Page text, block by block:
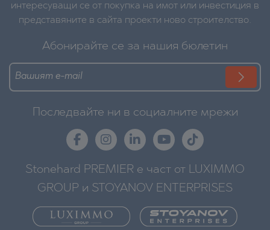
интересуващи се от покупка на имот или инвестиция в
представяните в сайта проекти ново строителство.
Абонирайте се за нашия бюлетин
Последвайте ни в социалните мрежи
Stonehard PREMIER е част от LUXIMMO
GROUP и STOYANOV ENTERPRISES